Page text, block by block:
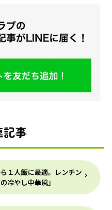
記事
１人飯に最適。レンチン
冷やし中華風」